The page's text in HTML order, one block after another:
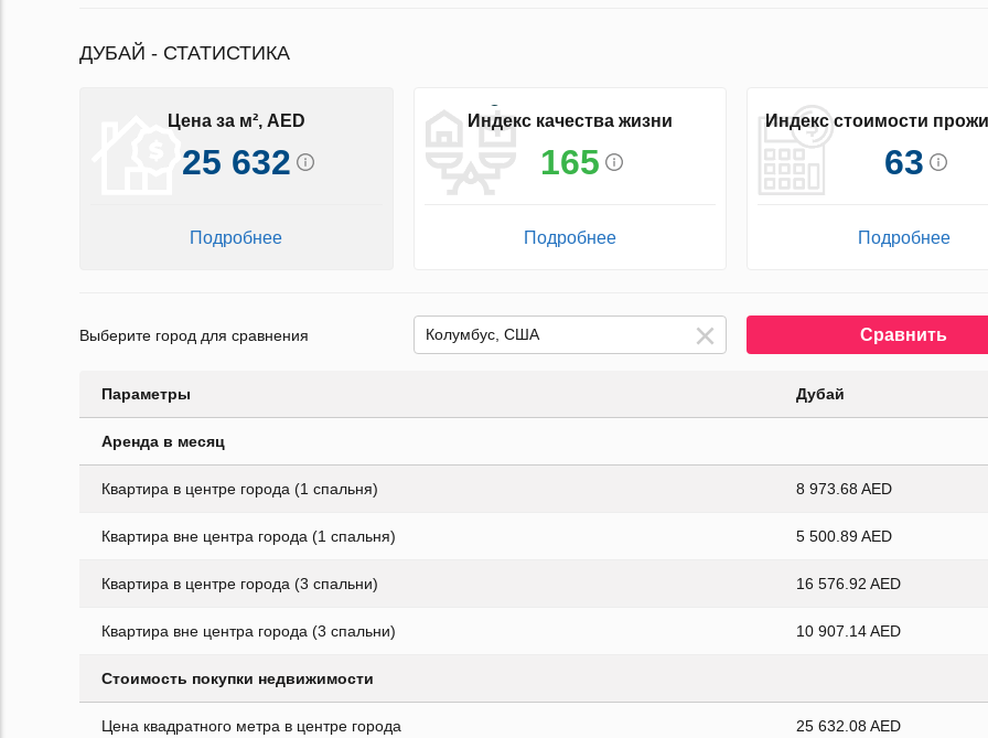
ДУБАЙ - СТАТИСТИКА
Цена за м², AED
25 632
Подробнее
Индекс качества жизни
165
Подробнее
Индекс стоимости
63
Подробнее
Выберите город для сравнения Сравнить
Параметры Дубай
Аренда в месяц
Квартира в центре города (1 спальня) 8 973.68 AED
Квартира вне центра города (1 спальня) 5 500.89 AED
Квартира в центре города (3 спальни) 16 576.92 AED
Квартира вне центра города (3 спальни) 10 907.14 AED
Стоимость покупки недвижимости
Цена квадратного метра в центре города 25 632.08 AED